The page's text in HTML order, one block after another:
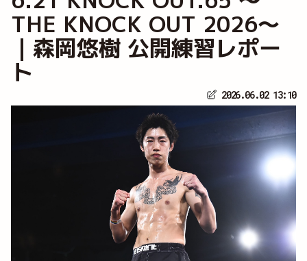
THE KNOCK OUT 2026～
｜森岡悠樹 公開練習レポー
ト
2026.06.02 13:10